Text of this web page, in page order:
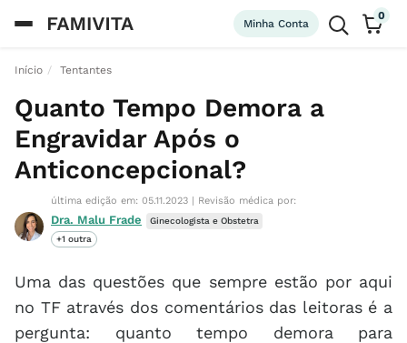
Minha Conta
0
Início Tentantes
Quanto Tempo Demora a
Engravidar Após o
Anticoncepcional?
última edição em: 05.11.2023 | Revisão médica por:
Dra. Malu Frade
Ginecologista e Obstetra
+1 outra
Uma das questões que sempre estão por aqui
no TF através dos comentários das leitoras é a
pergunta: quanto tempo demora para